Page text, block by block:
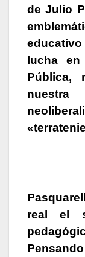
deJulio
lucha en
Pública,
real el